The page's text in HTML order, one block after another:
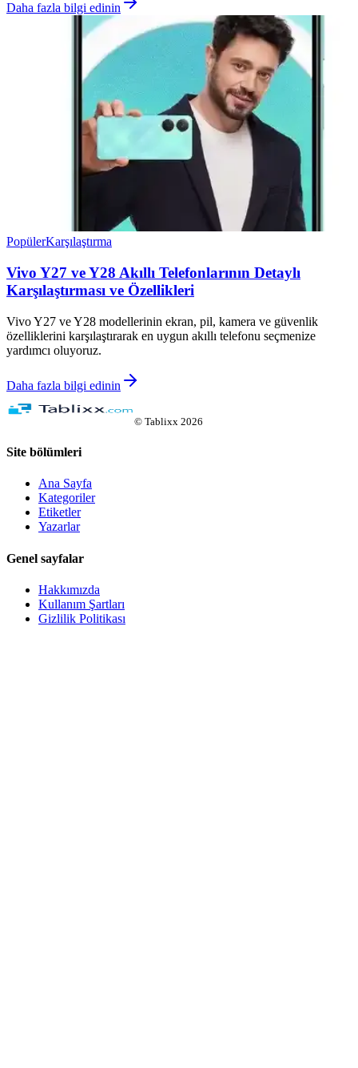
Daha fazla bilgi edinin
PopülerKarşılaştırma
Vivo Y27 ve Y28 Akıllı Telefonlarının Detaylı
Karşılaştırması ve Özellikleri
Vivo Y27 ve Y28 modellerinin ekran, pil, kamera ve güvenlik
özelliklerini karşılaştırarak en uygun akıllı telefonu seçmenize
yardımcı oluyoruz.
Daha fazla bilgi edinin
© Tablixx 2026
Site bölümleri
Ana Sayfa
Kategoriler
Etiketler
Yazarlar
Genel sayfalar
Hakkımızda
Kullanım Şartları
Gizlilik Politikası